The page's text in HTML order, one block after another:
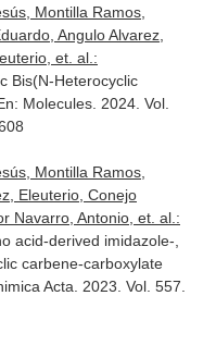
Montilla Ramos,
Angulo Alvarez,
et. al.:
Bis(N-Heterocyclic
Molecules. 2024. Vol.
Montilla Ramos,
Eleuterio, Conejo
Navarro, Antonio, et. al.:
acid-derived imidazole-,
carbene-carboxylate
Acta . 2023. Vol. 557.